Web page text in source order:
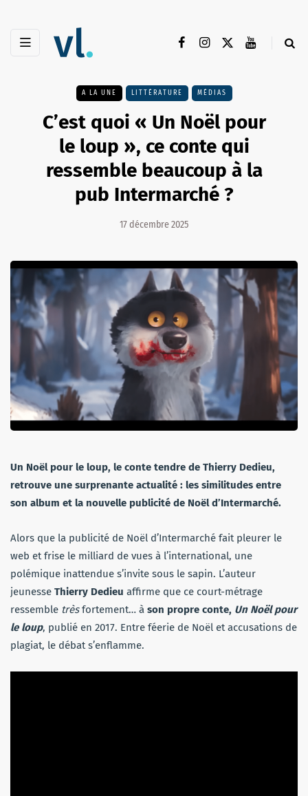
A LA UNE LITTÉRATURE MÉDIAS
C’est quoi « Un Noël pour
le loup », ce conte qui
ressemble beaucoup à la
pub Intermarché ?
17 décembre 2025
Un Noël pour le loup, le conte tendre de Thierry Dedieu,
retrouve une surprenante actualité : les similitudes entre
son album et la nouvelle publicité de Noël d’Intermarché.
Alors que la publicité de Noël d’Intermarché fait pleurer le
web et frise le milliard de vues à l’international, une
polémique inattendue s’invite sous le sapin. L’auteur
jeunesse Thierry Dedieu affirme que ce court-métrage
ressemble trèsfortement… à son propre conte, Un Noël pour
le loup, publié en 2017. Entre féerie de Noël et accusations de
plagiat, le débat s’enflamme.